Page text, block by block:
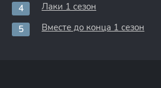
Лаки 1 сезон
Вместе до конца 1 сезон